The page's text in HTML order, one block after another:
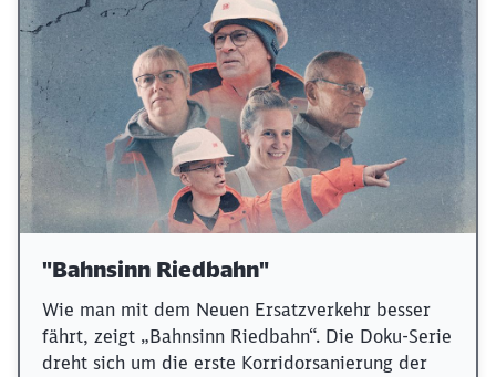
"Bahnsinn Riedbahn"
Wie man mit dem Neuen Ersatzverkehr besser
fährt, zeigt „Bahnsinn Riedbahn“. Die Doku-Serie
dreht sich um die erste Korridorsanierung der